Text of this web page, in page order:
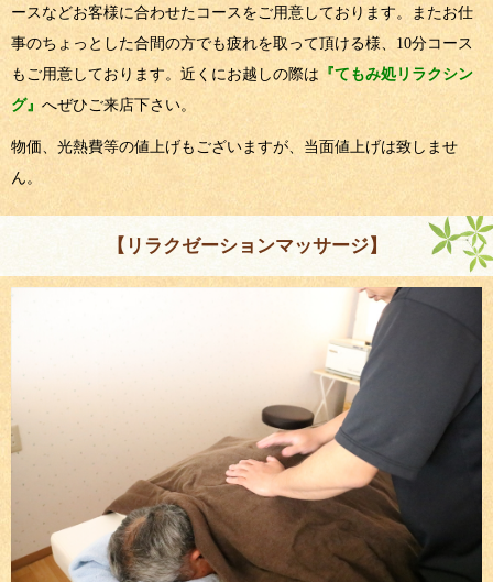
ースなどお客様に合わせたコースをご用意しております。またお仕
事のちょっとした合間の方でも疲れを取って頂ける様、10分コース
もご用意しております。近くにお越しの際は 『てもみ処リラクシン
グ』 へぜひご来店下さい。
物価、光熱費等の値上げもございますが、当面値上げは致しませ
ん。
【リラクゼーションマッサージ】